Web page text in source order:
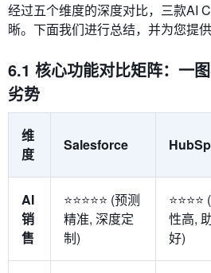
经过五个维度的深度对比，三款AI
晰。下面我们进行总结，并为您提
6.1 核心功能对比矩阵：一
劣势
维
度
Salesforce
AI
销
售
⭐⭐⭐⭐⭐ (预测
精准, 深度定
制)
性高,
好)